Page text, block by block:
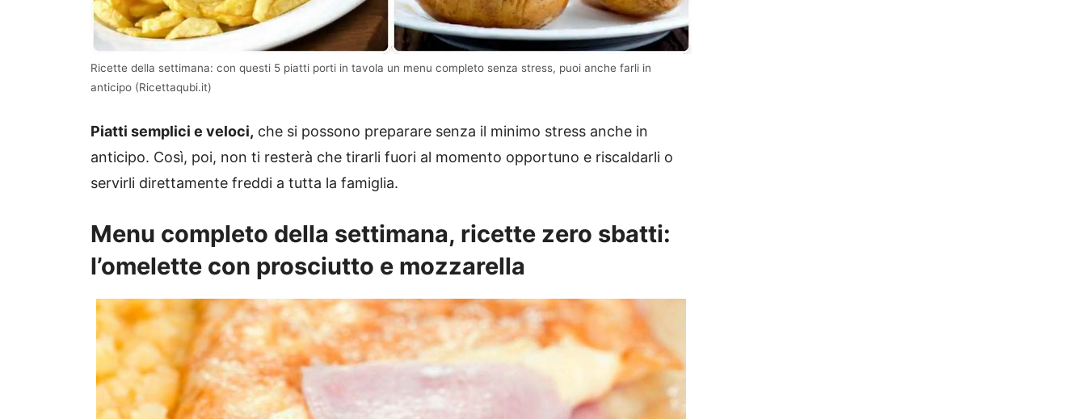
Ricette della settimana: con questi 5 piatti porti in tavola un menu completo senza stress, puoi anche farli in
anticipo (Ricettaqubi.it)
Piatti semplici e veloci, che si possono preparare senza il minimo stress anche in
anticipo. Così, poi, non ti resterà che tirarli fuori al momento opportuno e riscaldarli o
servirli direttamente freddi a tutta la famiglia.
Menu completo della settimana, ricette zero sbatti:
l’omelette con prosciutto e mozzarella